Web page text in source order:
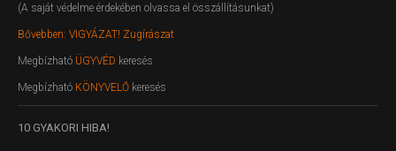
(A saját védelme érdekében olvassa el összállításunkat)
Bővebben: VIGYÁZAT! Zugírászat
Megbízható ÜGYVÉD keresés
Megbízható KÖNYVELŐ keresés
10 GYAKORI HIBA!